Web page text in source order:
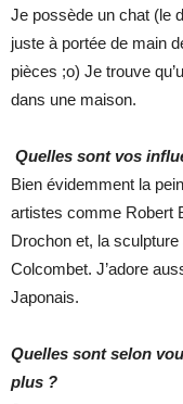
Je possède un chat (le
juste à portée de main
pièces ;o) Je trouve
dans une maison.
Quelles sont vos
Bien évidemment la
artistes comme Robert
Drochon et, la
Colcombet. J’adore
Japonais.
Quelles sont selon
plus ?